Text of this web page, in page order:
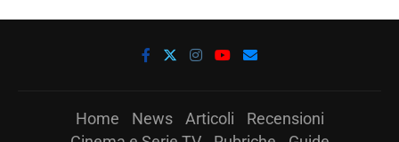
Home News Articoli
Recensioni